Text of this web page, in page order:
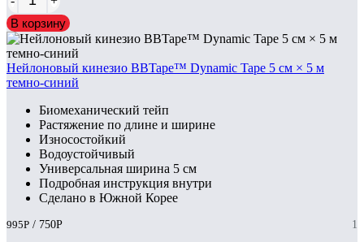
В корзину
Нейлоновый кинезио BBTape™ Dynamic Tape 5 см × 5 м
темно-синий
Биомеханический тейп
Растяжение по длине и ширине
Износостойкий
Водоустойчивый
Универсальная ширина 5 см
Подробная инструкция внутри
Сделано в Южной Корее
995Р / 750Р 1